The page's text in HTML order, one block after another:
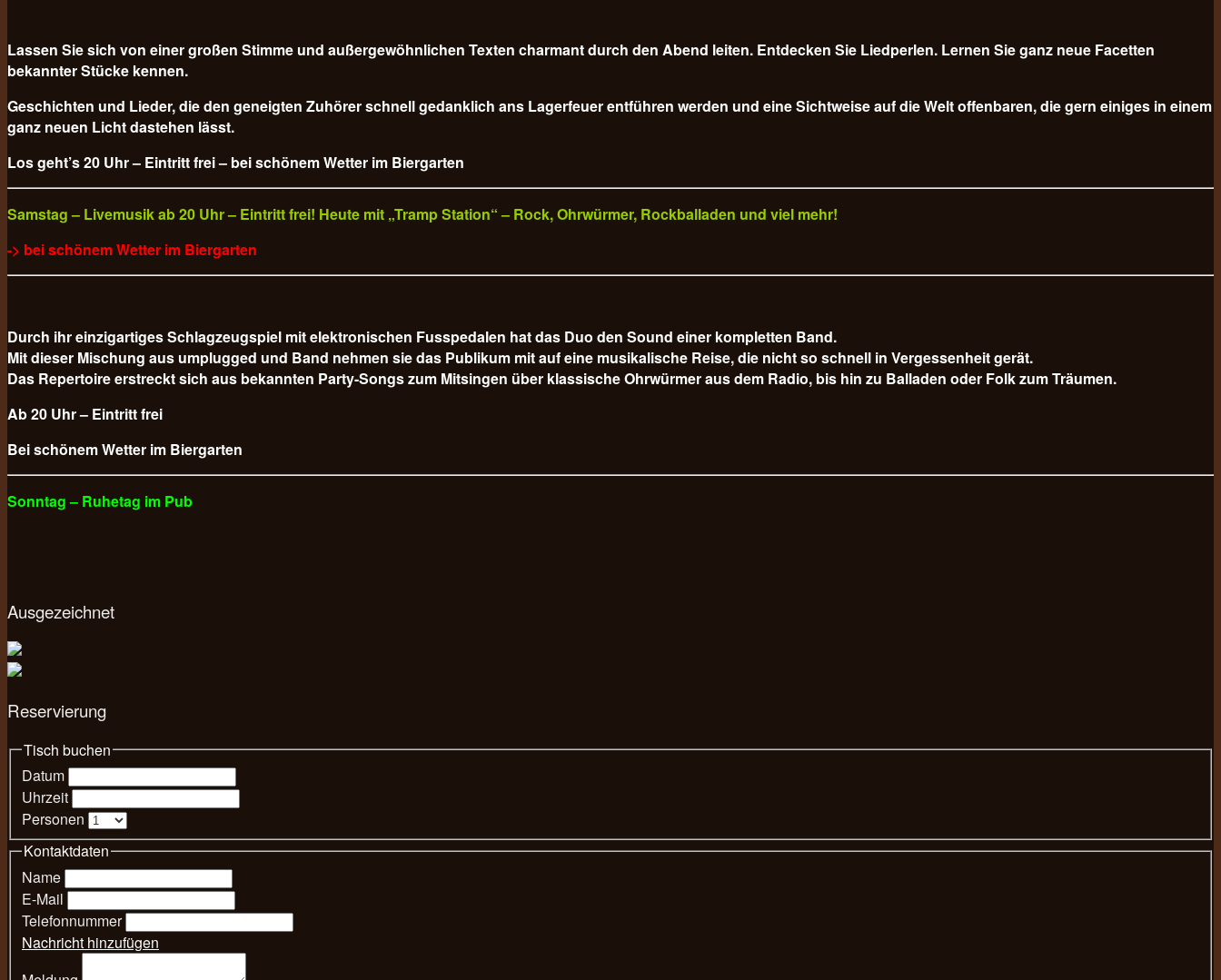
Lassen Sie sich von einer großen Stimme und außergewöhnlichen Texten charmant durch den Abend leiten. Entdecken Sie Liedperlen. Lernen Sie ganz neue Facetten
bekannter Stücke kennen.
Geschichten und Lieder, die den geneigten Zuhörer schnell gedanklich ans Lagerfeuer entführen werden und eine Sichtweise auf die Welt offenbaren, die gern einiges in einem
ganz neuen Licht dastehen lässt.
Los geht’s 20 Uhr – Eintritt frei – bei schönem Wetter im Biergarten
Samstag – Livemusik ab 20 Uhr – Eintritt frei! Heute mit „Tramp Station“ – Rock, Ohrwürmer, Rockballaden und viel mehr!
-> bei schönem Wetter im Biergarten
Durch ihr einzigartiges Schlagzeugspiel mit elektronischen Fusspedalen hat das Duo den Sound einer kompletten Band.
Mit dieser Mischung aus umplugged und Band nehmen sie das Publikum mit auf eine musikalische Reise, die nicht so schnell in Vergessenheit gerät.
Das Repertoire erstreckt sich aus bekannten Party-Songs zum Mitsingen über klassische Ohrwürmer aus dem Radio, bis hin zu Balladen oder Folk zum Träumen.
Ab 20 Uhr – Eintritt frei
Bei schönem Wetter im Biergarten
Sonntag – Ruhetag im Pub
Ausgezeichnet
Reservierung
Tisch buchen
Datum
Uhrzeit
Personen
Kontaktdaten
Name
E-Mail
Telefonnummer
Nachricht hinzufügen